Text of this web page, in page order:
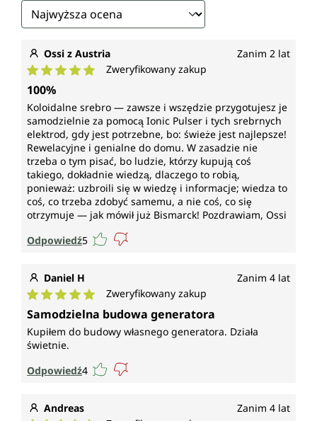
Ossi z Austria Zanim 2 lat
Średnia ocena 5 z 5 gwiazdek
Zweryfikowany zakup
100%
Koloidalne srebro — zawsze i wszędzie przygotujesz je
samodzielnie za pomocą Ionic Pulser i tych srebrnych
elektrod, gdy jest potrzebne, bo: świeże jest najlepsze!
Rewelacyjne i genialne do domu. W zasadzie nie
trzeba o tym pisać, bo ludzie, którzy kupują coś
takiego, dokładnie wiedzą, dlaczego to robią,
ponieważ: uzbroili się w wiedzę i informacje; wiedza to
coś, co trzeba zdobyć samemu, a nie coś, co się
otrzymuje — jak mówił już Bismarck! Pozdrawiam, Ossi
Odpowiedź5
Daniel H Zanim 4 lat
Średnia ocena 5 z 5 gwiazdek
Zweryfikowany zakup
Samodzielna budowa generatora
Kupiłem do budowy własnego generatora. Działa
świetnie.
Odpowiedź4
Andreas Zanim 4 lat